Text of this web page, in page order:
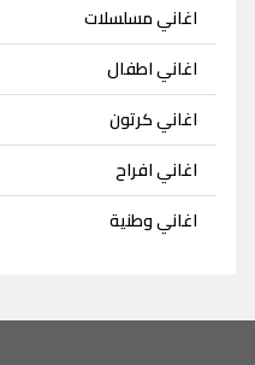
اغاني مسلسلات
اغاني اطفال
اغاني كرتون
اغاني افراح
اغاني وطنية